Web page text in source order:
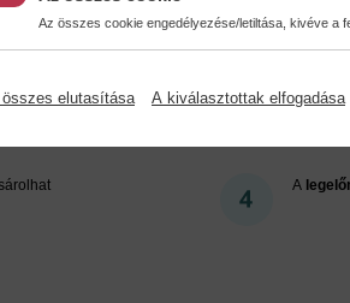
A
Az összes cookie engedélyezése/letiltása, kivéve a
elutasítása A kiválasztottak elfogadása